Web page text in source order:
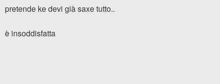
pretende ke devi già saxe tutto..
è insoddisfatta